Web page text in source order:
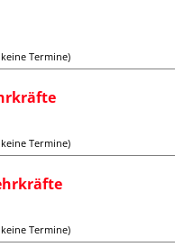
Termine)
Termine)
Termine)